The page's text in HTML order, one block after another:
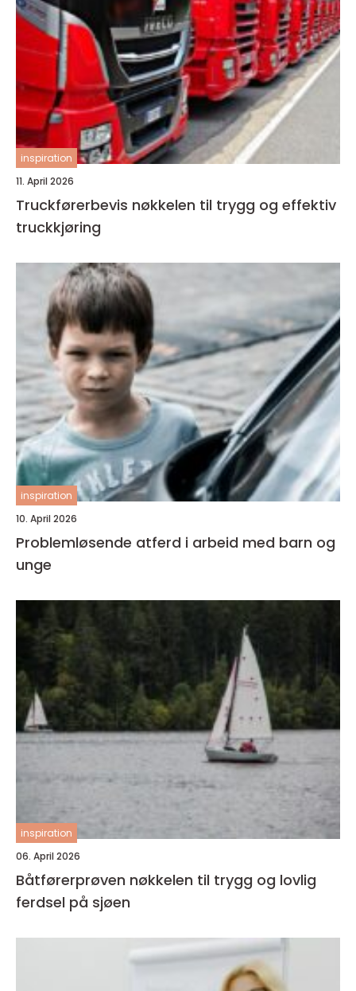
inspiration
11. April 2026
Truckførerbevis nøkkelen til trygg og effektiv
truckkjøring
inspiration
10. April 2026
Problemløsende atferd i arbeid med barn og
unge
inspiration
06. April 2026
Båtførerprøven nøkkelen til trygg og lovlig
ferdsel på sjøen